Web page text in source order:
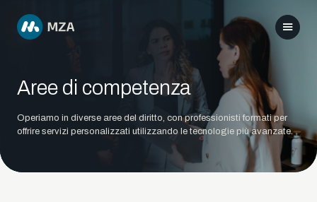
Aree di competenza
Operiamo in diverse aree del diritto, con professionisti formati per
offrire servizi personalizzati utilizzando le tecnologie più avanzate.